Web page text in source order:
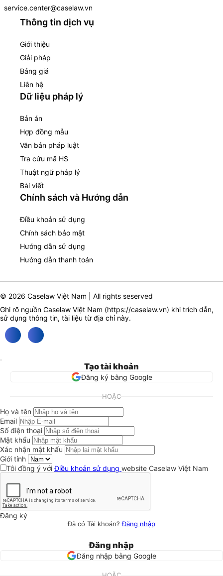
service.center@caselaw.vn
Thông tin dịch vụ
Giới thiệu
Giải pháp
Bảng giá
Liên hệ
Dữ liệu pháp lý
Bản án
Hợp đồng mẫu
Văn bản pháp luật
Tra cứu mã HS
Thuật ngữ pháp lý
Bài viết
Chính sách và Hướng dẫn
Điều khoản sử dụng
Chính sách bảo mật
Hướng dẫn sử dụng
Hướng dẫn thanh toán
© 2026 Caselaw Việt Nam | All rights seserved
Ghi rõ nguồn Caselaw Việt Nam (https://caselaw.vn) khi trích dẫn,
sử dụng thông tin, tài liệu từ địa chỉ này.
Tạo tài khoản
Đăng ký bằng Google
HOẶC
Họ và tên
Email
Số điện thoại
Mật khẩu
Xác nhận mật khẩu
Giới tính
Tôi đồng ý vớiĐiều khoản sử dụng website Caselaw Việt Nam
Đăng ký
Đã có Tài khoản?Đăng nhập
Đăng nhập
Đăng nhập bằng Google